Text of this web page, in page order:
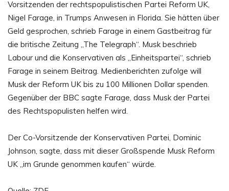
Vorsitzenden der rechtspopulistischen Partei Reform UK,
Nigel Farage, in Trumps Anwesen in Florida. Sie hätten über
Geld gesprochen, schrieb Farage in einem Gastbeitrag für
die britische Zeitung „The Telegraph“. Musk beschrieb
Labour und die Konservativen als „Einheitspartei“, schrieb
Farage in seinem Beitrag. Medienberichten zufolge will
Musk der Reform UK bis zu 100 Millionen Dollar spenden.
Gegenüber der BBC sagte Farage, dass Musk der Partei
des Rechtspopulisten helfen wird.
Der Co-Vorsitzende der Konservativen Partei, Dominic
Johnson, sagte, dass mit dieser Großspende Musk Reform
UK „im Grunde genommen kaufen“ würde.